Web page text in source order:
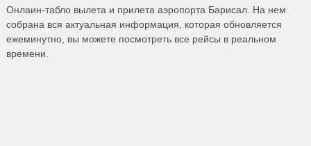
Онлаин-табло вылета и прилета аэропорта Барисал. На нем
собрана вся актуальная информация, которая обновляется
ежеминутно, вы можете посмотреть все рейсы в реальном
времени.